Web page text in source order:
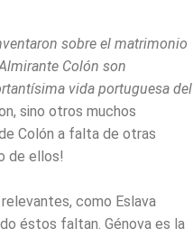
sobre el matrimonio
Colón son
vida portuguesa del
sino otros muchos
Colón a falta de otras
de ellos!
como Eslava
éstos faltan. Génova es la